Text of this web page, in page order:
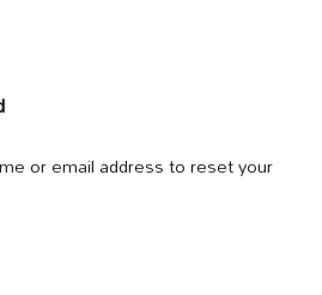
or email address to reset your